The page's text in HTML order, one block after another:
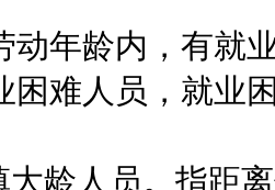
龄内，有就业
困难人员，就业
人员。指距离